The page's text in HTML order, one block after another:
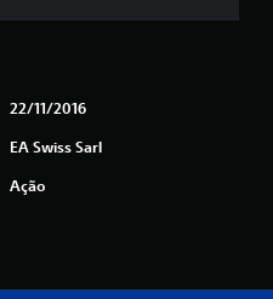
22/11/2016
EA Swiss Sarl
Ação